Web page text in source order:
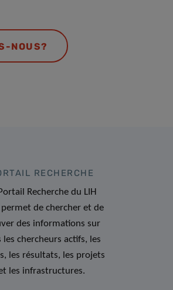
NOUS?
RECHERCHE
Recherche du LIH
de chercher et de
des informations sur
les chercheurs actifs, les
les résultats, les projets
les infrastructures.